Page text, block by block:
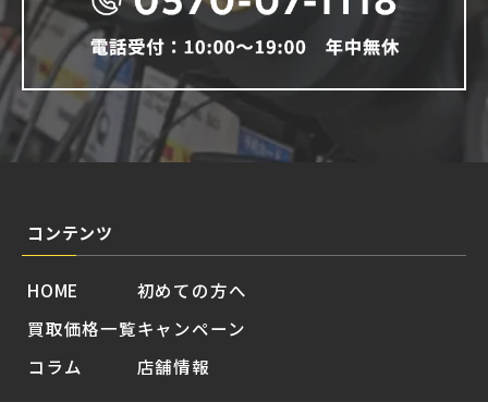
コンテンツ
HOME
買取価格一覧
コラム
初めての方へ
キャンペーン
店舗情報